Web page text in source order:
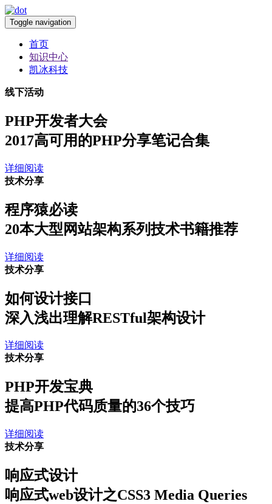
Toggle navigation
首页
知识中心
凯冰科技
线下活动
PHP开发者大会
2017高可用的PHP分享笔记合集
详细阅读
技术分享
程序猿必读
20本大型网站架构系列技术书籍推荐
详细阅读
技术分享
如何设计接口
深入浅出理解RESTful架构设计
详细阅读
技术分享
PHP开发宝典
提高PHP代码质量的36个技巧
详细阅读
技术分享
响应式设计
响应式web设计之CSS3 Media Queries